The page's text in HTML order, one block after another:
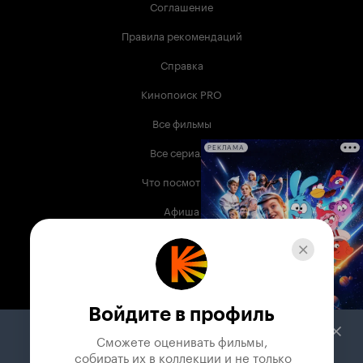
Соглашение
Правила рекомендаций
Справка
Кинопоиск PRO
Все фильмы
Все сериалы
Что посмотреть
Афиша
Музыка
Телепрограмма
Служба поддержки
РЕКЛАМА
Войдите в профиль
Сможете оценивать фильмы,
собирать их в коллекции и не только